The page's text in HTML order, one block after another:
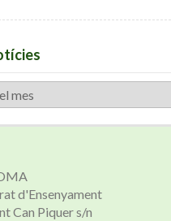
d'Ensenyament
Can Piquer s/n